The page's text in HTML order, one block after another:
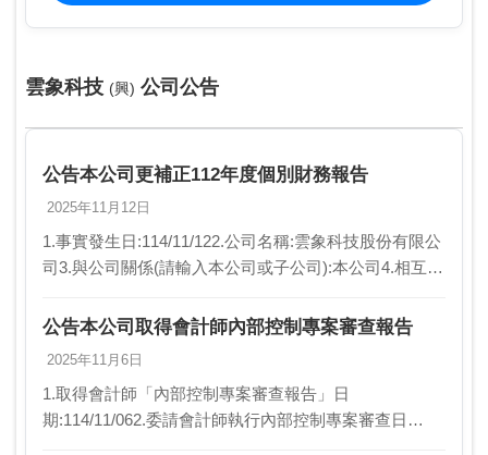
雲象科技 (興) 公司公告
公告本公司更補正112年度個別財務報告
2025年11月12日
1.事實發生日:114/11/122.公司名稱:雲象科技股份有限公
司3.與公司關係(請輸入本公司或子公司):本公司4.相互持
股買回及轉讓議題，更…
公告本公司取得會計師內部控制專案審查報告
2025年11月6日
1.取得會計師「內部控制專案審查報告」日
期:114/11/062.委請會計師執行內部控制專案審查日